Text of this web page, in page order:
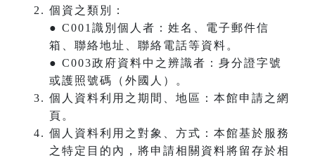
個資之類別：
● C001識別個人者：姓名、電子郵件信
箱、聯絡地址、聯絡電話等資料。
● C003政府資料中之辨識者：身分證字號
或護照號碼（外國人）。
個人資料利用之期間、地區：本館申請之網
頁。
個人資料利用之對象、方式：本館基於服務
之特定目的內，將申請相關資料將留存於相